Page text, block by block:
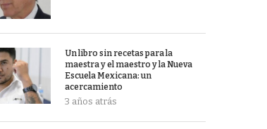
Un libro sin recetas para la
maestra y el maestro y la Nueva
Escuela Mexicana: un
acercamiento
3 años atrás